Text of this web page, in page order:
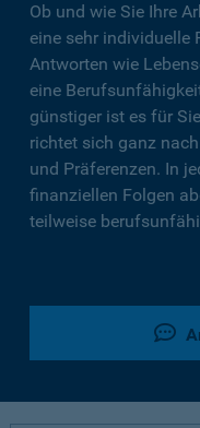
Ob und wie Sie Ihre
eine sehr individuelle
Antworten wie
eine
günstiger ist es für
richtet sich ganz
und Präferenzen. In
finanziellen Folgen
teilweise